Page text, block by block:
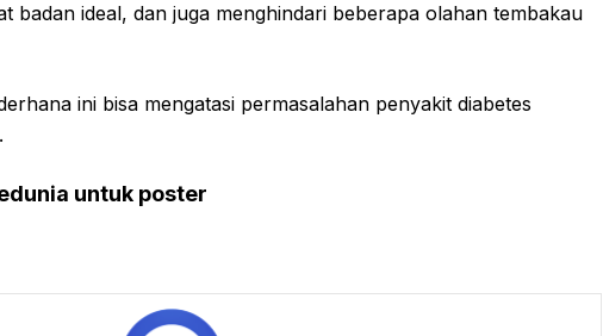
badan ideal, dan juga menghindari beberapa olahan tembakau
ini bisa mengatasi permasalahan penyakit diabetes
untuk poster